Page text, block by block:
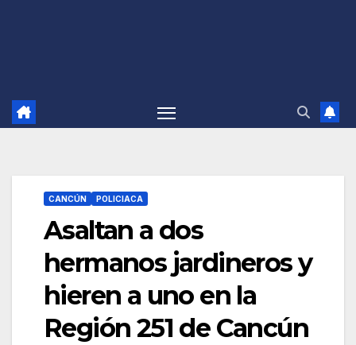
CANCÚN POLICIACA
Asaltan a dos
hermanos jardineros y
hieren a uno en la
Región 251 de Cancún